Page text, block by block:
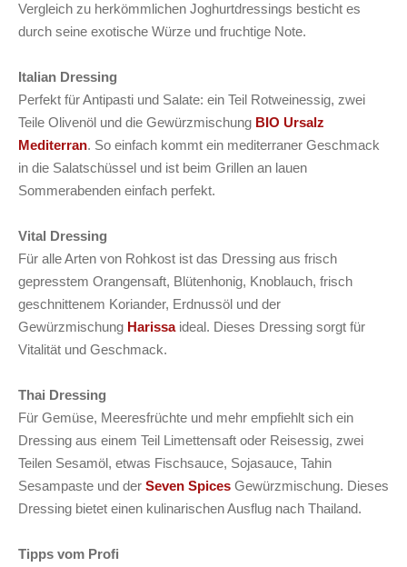
Vergleich zu herkömmlichen Joghurtdressings besticht es
durch seine exotische Würze und fruchtige Note.
Italian Dressing
Perfekt für Antipasti und Salate: ein Teil Rotweinessig, zwei
Teile Olivenöl und die Gewürzmischung BIO Ursalz
Mediterran. So einfach kommt ein mediterraner Geschmack
in die Salatschüssel und ist beim Grillen an lauen
Sommerabenden einfach perfekt.
Vital Dressing
Für alle Arten von Rohkost ist das Dressing aus frisch
gepresstem Orangensaft, Blütenhonig, Knoblauch, frisch
geschnittenem Koriander, Erdnussöl und der
Gewürzmischung Harissa ideal. Dieses Dressing sorgt für
Vitalität und Geschmack.
Thai Dressing
Für Gemüse, Meeresfrüchte und mehr empfiehlt sich ein
Dressing aus einem Teil Limettensaft oder Reisessig, zwei
Teilen Sesamöl, etwas Fischsauce, Sojasauce, Tahin
Sesampaste und der Seven Spices Gewürzmischung. Dieses
Dressing bietet einen kulinarischen Ausflug nach Thailand.
Tipps vom Profi